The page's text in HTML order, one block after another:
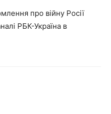
про війну Росії
РБК-Україна в